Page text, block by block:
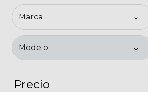
Vehículos
comerciales
Renting
Alquiler
Precio